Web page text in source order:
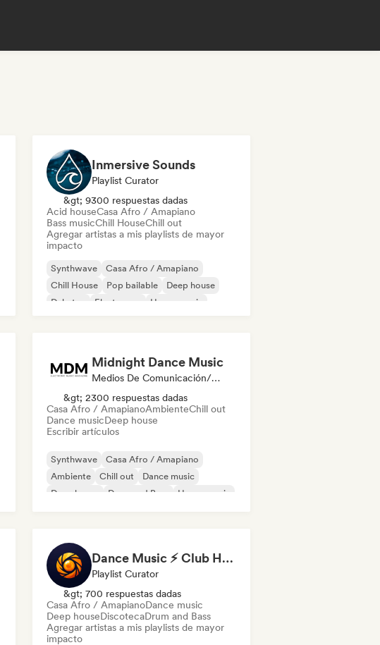
Inmersive Sounds
Playlist Curator
&gt; 9300 respuestas dadas
Acid houseCasa Afro / Amapiano
Bass musicChill HouseChill out
Agregar artistas a mis playlists de mayor
impacto
Synthwave
Casa Afro / Amapiano
Chill House
Pop bailable
Deep house
Dubstep
Electropop House music
Midnight Dance Music
Medios De Comunicación/Periodista
&gt; 2300 respuestas dadas
Casa Afro / AmapianoAmbienteChill out
Dance musicDeep house
Escribir artículos
Synthwave
Casa Afro / Amapiano
Ambiente
Chill out
Dance music
Deep house
Drum and Bass House music
Dance Music ⚡ Club Hits (by Amber Sounds)
Playlist Curator
&gt; 700 respuestas dadas
Casa Afro / AmapianoDance music
Deep houseDiscotecaDrum and Bass
Agregar artistas a mis playlists de mayor
impacto